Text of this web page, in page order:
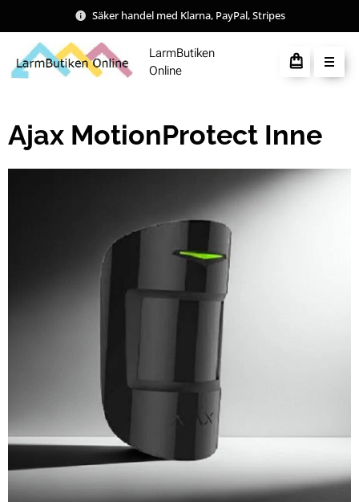
Säker handel med Klarna, PayPal, Stripes
LarmButiken
Online
Ajax MotionProtect Inne
MotionProtect Svart